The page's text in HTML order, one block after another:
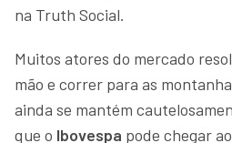
na Truth Social.
Muitos atores do mercado
mão e correr para as
ainda se mantém
que o Ibovespa pode chegar